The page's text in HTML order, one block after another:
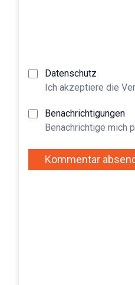
Datenschutz
Ich akzeptiere die
Benachrichtigungen
Benachrichtige mich
Kommentar